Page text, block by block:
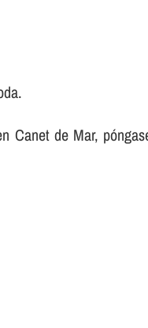
Canet de Mar,